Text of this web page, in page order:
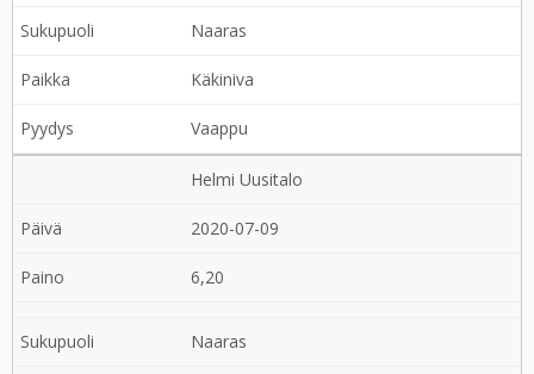
Naaras
Käkiniva
Vaappu
Helmi Uusitalo
2020-07-09
6,20
Naaras